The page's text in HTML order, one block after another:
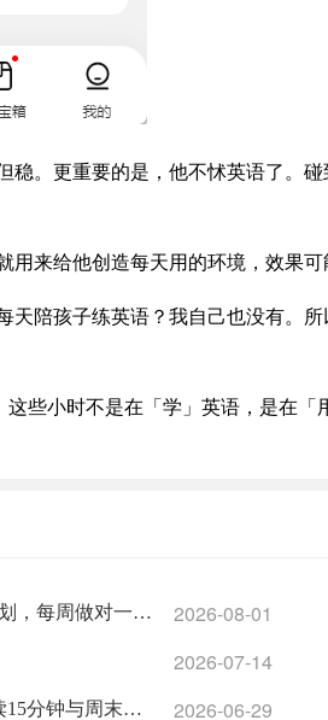
稳。更重要的是，他不怵英语了。
来给他创造每天用的环境，效果可
天陪孩子练英语？我自己也没有。
些小时不是在「学」英语，是在「
，每周做对一件 2026-08-01
2026-07-14
分钟与周末集 2026-06-29